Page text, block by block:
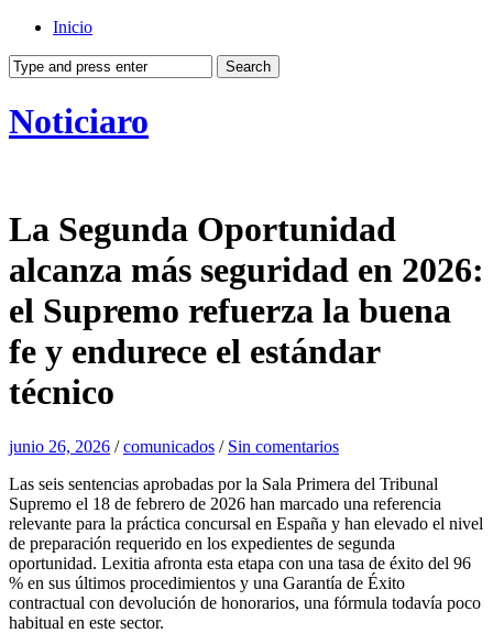
Inicio
Noticiaro
La Segunda Oportunidad
alcanza más seguridad en 2026:
el Supremo refuerza la buena
fe y endurece el estándar
técnico
junio 26, 2026 /comunicados / Sin comentarios
Las seis sentencias aprobadas por la Sala Primera del Tribunal
Supremo el 18 de febrero de 2026 han marcado una referencia
relevante para la práctica concursal en España y han elevado el nivel
de preparación requerido en los expedientes de segunda
oportunidad. Lexitia afronta esta etapa con una tasa de éxito del 96
% en sus últimos procedimientos y una Garantía de Éxito
contractual con devolución de honorarios, una fórmula todavía poco
habitual en este sector.